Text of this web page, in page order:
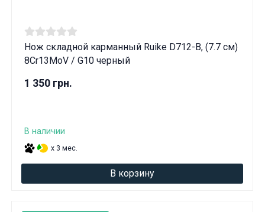
Нож складной карманный Ruike D712-B, (7.7 см)
8Cr13MoV / G10 черный
1 350 грн.
В наличии
x 3 мес.
В корзину